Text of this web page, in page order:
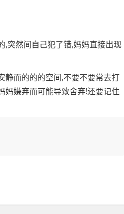
,突然间自己犯了错,妈妈直接出现
静而的的的空间,不要不要常去打
妈嫌弃而可能导致舍弃!还要记住